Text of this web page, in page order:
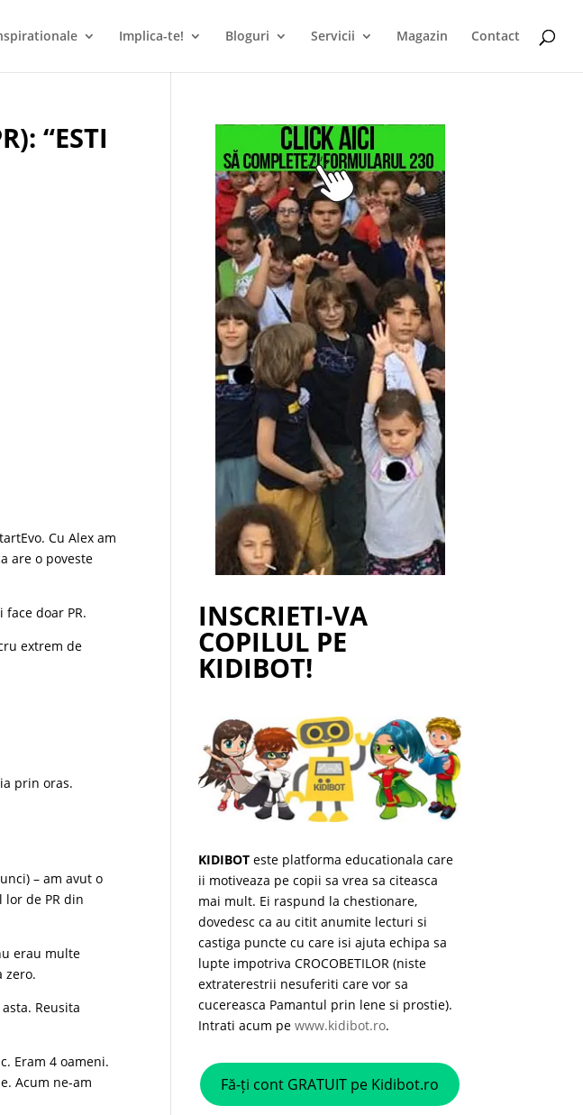
Implica-te! Bloguri Servicii Magazin Contact
“ESTI
Cu Alex am
are o poveste
doar PR.
extrem de
prin oras.
– am avut o
lor de PR din
erau multe
zero.
Reusita
Eram 4 oameni.
Acum ne-am
INSCRIETI-VA
COPILUL PE
KIDIBOT!
KIDIBOT este platforma educationala care
ii motiveaza pe copii sa vrea sa citeasca
mai mult. Ei raspund la chestionare,
dovedesc ca au citit anumite lecturi si
castiga puncte cu care isi ajuta echipa sa
lupte impotriva CROCOBETILOR (niste
extraterestrii nesuferiti care vor sa
cucereasca Pamantul prin lene si prostie).
Intrati acum pewww.kidibot.ro.
Fă-ți cont GRATUIT pe Kidibot.ro